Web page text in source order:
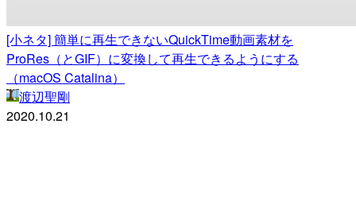
[小ネタ] 簡単に再生できないQuickTime動画素材を
ProRes（とGIF）に変換して再生できるようにする
（macOS Catalina）
渡辺聖剛
2020.10.21